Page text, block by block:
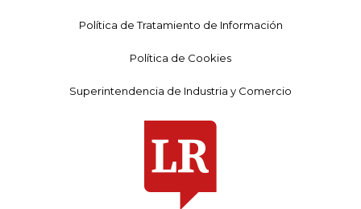
Política de Tratamiento de Información
Política de Cookies
Superintendencia de Industria y Comercio